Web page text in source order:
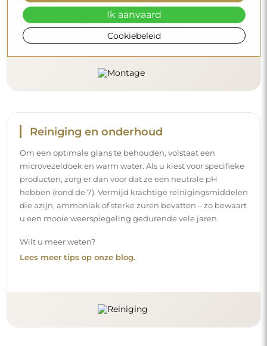
Lees meer tips op onze blog.
Wij bieden een leveringsservice aan huis aan, waarmee u
uw pakket rechtstreeks aan uw deur ontvangt. Voor een
meerprijs van € 40,- bieden wij ook een leveringsservice
binnenshuisaan, waarmee het pakket rechtstreeks in uw
woning wordt geleverd (voor afmetingen tot 80×120 cm of
een diameter van 100 cm). Voor grotere producten kan
een kleine assistentie worden gevraagd, zoals het openen
kiest en betaalt, zal de bezorger het pakket niet binnen in
uw woning plaatsen.
Cookiebeleid
Ik aanvaard